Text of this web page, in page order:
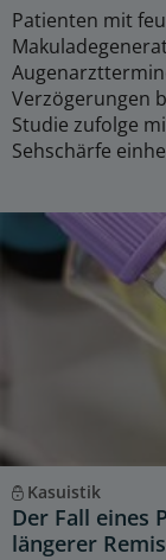
Patienten mit
Verzögerungen
Studie zufolge
Sehschärfe
Kasuistik
Der Fall eines
längerer